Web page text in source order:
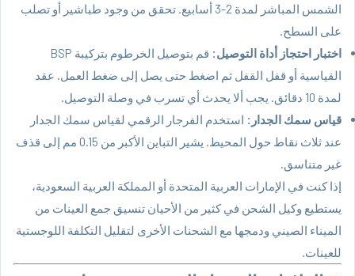
الشمس المباشر لمدة 2-3 أسابيع. تحقق من وجود طباشير أو تصلب
على السطح.
اختبار احتجاز أداة التوصيل:
قم بتوصيل الخرطوم بتركيبة BSP
القياسية أو قفل القفل ثم اضغط حتى يصل إلى ضغط العمل. عقد
لمدة 10 دقائق. يجب ألا يحدث أي تسرب في وصلة التوصيل.
قياس سمك الجدار: استخدم الفرجار الرقمي لقياس سمك الجدار
عند ثلاث نقاط حول المحيط. يشير التباين الأكبر من 0.15 مم إلى قذف
غير متناسق.
إذا كنت في الإمارات العربية المتحدة أو المملكة العربية السعودية،
يستطيع وكيل الشحن في كثير من الأحيان تنسيق جمع العينات من
الميناء الصيني ودمجها مع الشحنات الأخرى لتقليل التكلفة اللوجستية
للعينات.